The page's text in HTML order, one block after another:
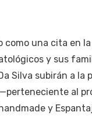
como una cita en
y sus
Silva subirán a la
al
y